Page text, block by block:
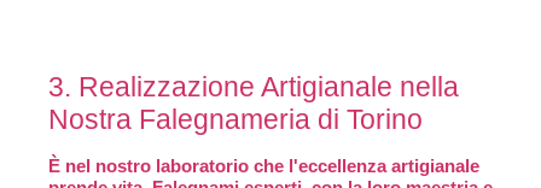
3. Realizzazione Artigianale nella
Nostra Falegnameria di Torino
È nel nostro laboratorio che l'eccellenza artigianale